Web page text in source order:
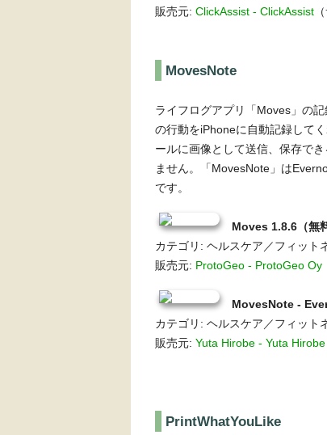
販売元: ClickAssist - ClickAssist
MovesNote
ライフログアプリ「Moves」の
の行動をiPhoneに自動記録して
ールに画像として送信、保存で
ません。「MovesNote」は
です。
Moves 1.8.6（無料
カテゴリ: ヘルスケア／フィット
販売元: ProtoGeo - ProtoGeo Oy
MovesNote -
カテゴリ: ヘルスケア／フィット
販売元: Yuta Hirobe - Yuta Hirobe
PrintWhatYouLike